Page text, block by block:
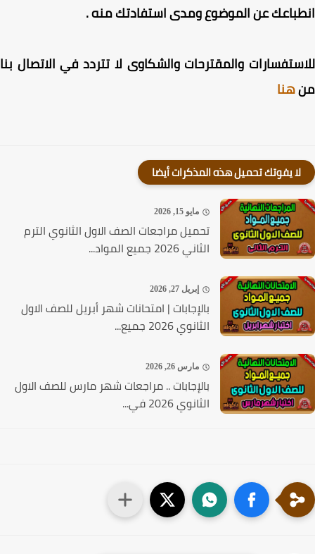
عن الموضوع ومدى استفادتك منه .
والمقترحات والشكاوى لا تتردد في الاتصال بنا
هنا
لا يفوتك تحميل هذه المذكرات أيضا
مايو 15, 2026
تحميل مراجعات الصف الاول الثانوي الترم
الثاني 2026 جميع المواد...
إبريل 27, 2026
بالإجابات | امتحانات شهر أبريل للصف الاول
الثانوي 2026 جميع...
مارس 26, 2026
بالإجابات .. مراجعات شهر مارس للصف الاول
الثانوي 2026 في...